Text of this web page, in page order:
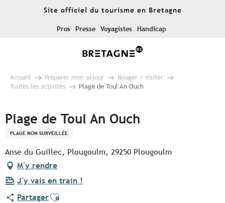
Site officiel du tourisme en Bretagne
Pros Presse Voyagistes Handicap
Accueil Préparer mon séjour
Bouger / visiter
Toutes les activités
Plage de Toul An Ouch
Plage de Toul An Ouch
PLAGE NON SURVEILLÉE
Anse du Guillec, Plougoulm, 29250 Plougoulm
M'y rendre
J'y vais en train !
PartagerAjouter aux favoris